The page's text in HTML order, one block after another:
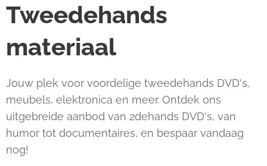
Tweedehands
materiaal
Jouw plek voor voordelige tweedehands DVD's,
meubels, elektronica en meer. Ontdek ons
uitgebreide aanbod van 2dehands DVD's, van
humor tot documentaires, en bespaar vandaag
nog!